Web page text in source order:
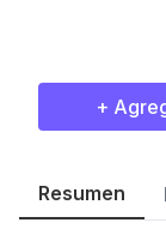
+
Resumen